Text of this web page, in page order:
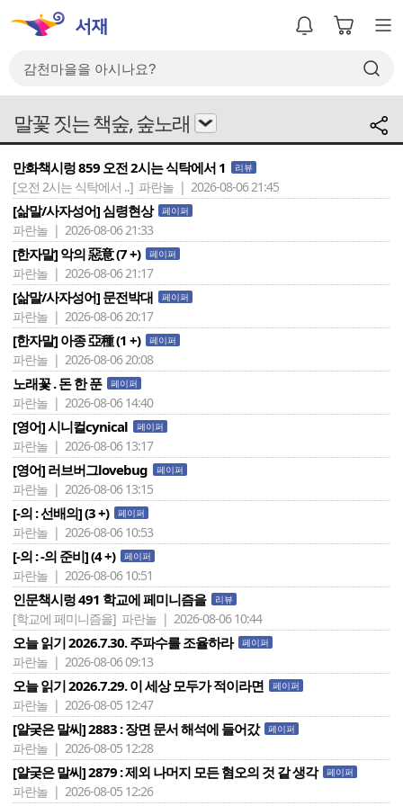
말꽃 짓는 책숲, 숲노래
만화책시렁 859 오전 2시는 식탁에서 1 리뷰
[오전 2시는 식탁에서 ..] 파란놀 | 2026-08-06 21:45
[삶말/사자성어] 심령현상 페이퍼
파란놀 | 2026-08-06 21:33
[한자말] 악의 惡意 (7 +) 페이퍼
파란놀 | 2026-08-06 21:17
[삶말/사자성어] 문전박대 페이퍼
파란놀 | 2026-08-06 20:17
[한자말] 아종 亞種 (1 +) 페이퍼
파란놀 | 2026-08-06 20:08
노래꽃 . 돈 한 푼 페이퍼
파란놀 | 2026-08-06 14:40
[영어] 시니컬cynical 페이퍼
파란놀 | 2026-08-06 13:17
[영어] 러브버그lovebug 페이퍼
파란놀 | 2026-08-06 13:15
[-의 : 선배의] (3 +) 페이퍼
파란놀 | 2026-08-06 10:53
[-의 : -의 준비] (4 +) 페이퍼
파란놀 | 2026-08-06 10:51
인문책시렁 491 학교에 페미니즘을 리뷰
[학교에 페미니즘을] 파란놀 | 2026-08-06 10:44
오늘 읽기 2026.7.30. 주파수를 조율하라 페이퍼
파란놀 | 2026-08-06 09:13
오늘 읽기 2026.7.29. 이 세상 모두가 적이라면 페이퍼
파란놀 | 2026-08-05 12:47
[얄궂은 말씨] 2883 : 장면 문서 해석에 들어갔 페이퍼
파란놀 | 2026-08-05 12:28
[얄궂은 말씨] 2879 : 제외 나머지 모든 혐오의 것 같 생각 페이퍼
파란놀 | 2026-08-05 12:26